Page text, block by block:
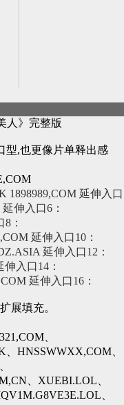
人》完整版
型,也更像片单释出感
1898989,COM 延伸入口
延伸入口6：
：
延伸入口10：
延伸入口12：
伸入口14：
延伸入口16：
展填充。
、
HNSSWWXX,COM、
、XUEBI.LOL、
、